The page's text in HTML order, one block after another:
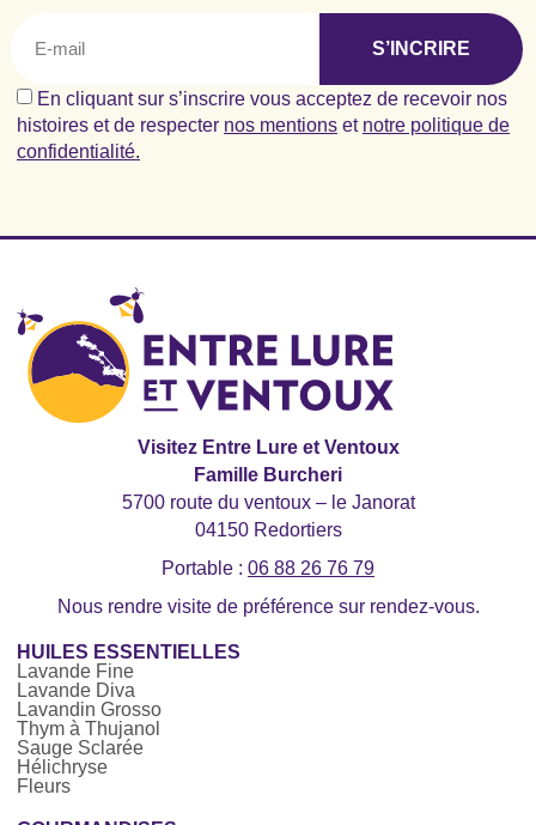
En cliquant sur s’inscrire vous acceptez de recevoir nos
histoires et de respecter nos mentions et notre politique de
confidentialité.
S’INCRIRE
Visitez Entre Lure et Ventoux
Famille Burcheri
5700 route du ventoux – le Janorat
04150 Redortiers
Portable : 06 88 26 76 79
Nous rendre visite de préférence sur rendez-vous.
HUILES ESSENTIELLES
Lavande Fine
Lavande Diva
Lavandin Grosso
Thym à Thujanol
Sauge Sclarée
Hélichryse
Fleurs